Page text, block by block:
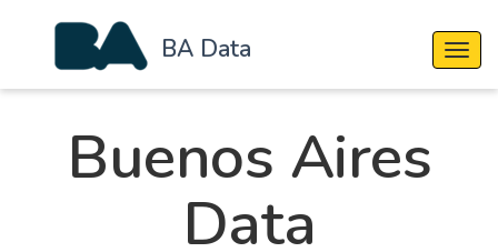
BA Data
Buenos Aires
Data